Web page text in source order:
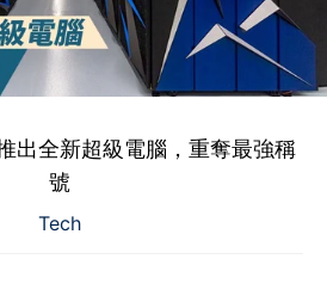
出全新超級電腦，重奪最強稱
號
Tech